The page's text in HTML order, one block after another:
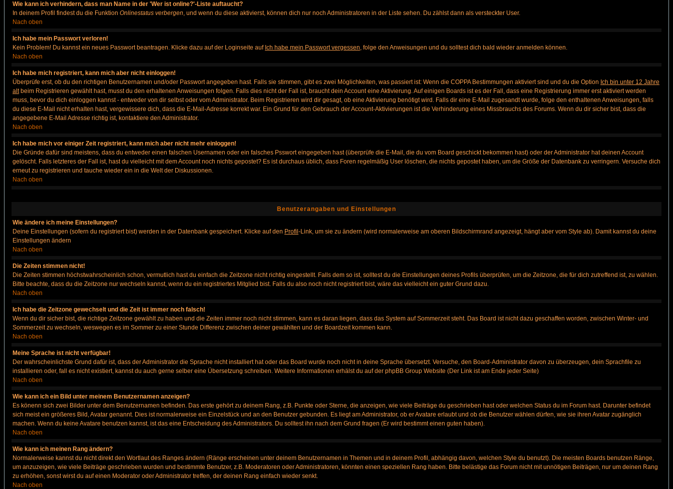
Wie kann ich verhindern, dass man Name in der 'Wer ist online?'-Liste auftaucht?
In deinem Profil findest du die Funktion Onlinestatus verbergen, und wenn du diese aktivierst, können dich nur noch Administratoren in der Liste sehen. Du zählst dann als versteckter User.
Nach oben
Ich habe mein Passwort verloren!
Kein Problem! Du kannst ein neues Passwort beantragen. Klicke dazu auf der Loginseite auf Ich habe mein Passwort vergessen, folge den Anweisungen und du solltest dich bald wieder anmelden können.
Nach oben
Ich habe mich registriert, kann mich aber nicht einloggen!
Überprüfe erst, ob du den richtigen Benutzernamen und/oder Passwort angegeben hast. Falls sie stimmen, gibt es zwei Möglichkeiten, was passiert ist: Wenn die COPPA Bestimmungen aktiviert sind und du die Option Ich bin unter 12 Jahre
altbeim Registrieren gewählt hast, musst du den erhaltenen Anweisungen folgen. Falls dies nicht der Fall ist, braucht dein Account eine Aktivierung. Auf einigen Boards ist es der Fall, dass eine Registrierung immer erst aktiviert werden
muss, bevor du dich einloggen kannst - entweder von dir selbst oder vom Administrator. Beim Registrieren wird dir gesagt, ob eine Aktivierung benötigt wird. Falls dir eine E-Mail zugesandt wurde, folge den enthaltenen Anweisungen, falls
du diese E-Mail nicht erhalten hast, vergewissere dich, dass die E-Mail-Adresse korrekt war. Ein Grund für den Gebrauch der Account-Aktivierungen ist die Verhinderung eines Missbrauchs des Forums. Wenn du dir sicher bist, dass die
angegebene E-Mail Adresse richtig ist, kontaktiere den Administrator.
Nach oben
Ich habe mich vor einiger Zeit registriert, kann mich aber nicht mehr einloggen!
Die Gründe dafür sind meistens, dass du entweder einen falschen Usernamen oder ein falsches Psswort eingegeben hast (überprüfe die E-Mail, die du vom Board geschickt bekommen hast) oder der Administrator hat deinen Account
gelöscht. Falls letzteres der Fall ist, hast du vielleicht mit dem Account noch nichts gepostet? Es ist durchaus üblich, dass Foren regelmäßig User löschen, die nichts gepostet haben, um die Größe der Datenbank zu verringern. Versuche dich
erneut zu registrieren und tauche wieder ein in die Welt der Diskussionen.
Nach oben
Benutzerangaben und Einstellungen
Wie ändere ich meine Einstellungen?
Deine Einstellungen (sofern du registriert bist) werden in der Datenbank gespeichert. Klicke auf den Profil -Link, um sie zu ändern (wird normalerweise am oberen Bildschirmrand angezeigt, hängt aber vom Style ab). Damit kannst du deine
Einstellungen ändern
Nach oben
Die Zeiten stimmen nicht!
Die Zeiten stimmen höchstwahrscheinlich schon, vermutlich hast du einfach die Zeitzone nicht richtig eingestellt. Falls dem so ist, solltest du die Einstellungen deines Profils überprüfen, um die Zeitzone, die für dich zutreffend ist, zu wählen.
Bitte beachte, dass du die Zeitzone nur wechseln kannst, wenn du ein registriertes Mitglied bist. Falls du also noch nicht registriert bist, wäre das vielleicht ein guter Grund dazu.
Nach oben
Ich habe die Zeitzone gewechselt und die Zeit ist immer noch falsch!
Wenn du dir sicher bist, die richtige Zeitzone gewählt zu haben und die Zeiten immer noch nicht stimmen, kann es daran liegen, dass das System auf Sommerzeit steht. Das Board ist nicht dazu geschaffen worden, zwischen Winter- und
Sommerzeit zu wechseln, weswegen es im Sommer zu einer Stunde Differenz zwischen deiner gewählten und der Boardzeit kommen kann.
Nach oben
Meine Sprache ist nicht verfügbar!
Der wahrscheinlichste Grund dafür ist, dass der Administrator die Sprache nicht installiert hat oder das Board wurde noch nicht in deine Sprache übersetzt. Versuche, den Board-Administrator davon zu überzeugen, dein Sprachfile zu
installieren oder, fall es nicht existiert, kannst du auch gerne selber eine Übersetzung schreiben. Weitere Informationen erhälst du auf der phpBB Group Website (Der Link ist am Ende jeder Seite)
Nach oben
Wie kann ich ein Bild unter meinem Benutzernamen anzeigen?
Es könenn sich zwei Bilder unter dem Benutzernamen befinden. Das erste gehört zu deinem Rang, z.B. Punkte oder Sterne, die anzeigen, wie viele Beiträge du geschrieben hast oder welchen Status du im Forum hast. Darunter befindet
sich meist ein größeres Bild, Avatar genannt. Dies ist normalerweise ein Einzelstück und an den Benutzer gebunden. Es liegt am Administrator, ob er Avatare erlaubt und ob die Benutzer wählen dürfen, wie sie ihren Avatar zugänglich
machen. Wenn du keine Avatare benutzen kannst, ist das eine Entscheidung des Administrators. Du solltest ihn nach dem Grund fragen (Er wird bestimmt einen guten haben).
Nach oben
Wie kann ich meinen Rang ändern?
Normalerweise kannst du nicht direkt den Wortlaut des Ranges ändern (Ränge erscheinen unter deinem Benutzernamen in Themen und in deinem Profil, abhängig davon, welchen Style du benutzt). Die meisten Boards benutzen Ränge,
um anzuzeigen, wie viele Beiträge geschrieben wurden und bestimmte Benutzer, z.B. Moderatoren oder Administratoren, könnten einen speziellen Rang haben. Bitte belästige das Forum nicht mit unnötigen Beiträgen, nur um deinen Rang
zu erhöhen, sonst wirst du auf einen Moderator oder Administrator treffen, der deinen Rang einfach wieder senkt.
Nach oben